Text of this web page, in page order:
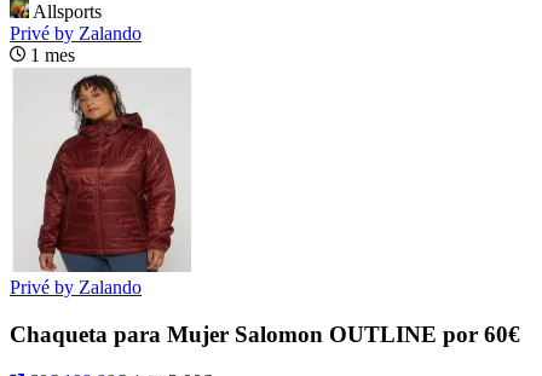
Allsports
Privé by Zalando
1 mes
Privé by Zalando
Chaqueta para Mujer Salomon OUTLINE por 60€